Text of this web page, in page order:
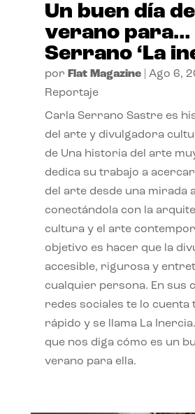
Un buen día de
verano para…
Serrano ‘La
por Flat Magazine| Ago 6,
Reportaje
Carla Serrano Sastre es
del arte y divulgadora
de Una historia del arte
dedica su trabajo a
del arte desde una mirada
conectándola con la
cultura y el arte
objetivo es hacer que la
accesible, rigurosa y
cualquier persona. En sus
redes sociales te lo cuenta
rápido y se llama La
que nos diga cómo es un
verano para ella.